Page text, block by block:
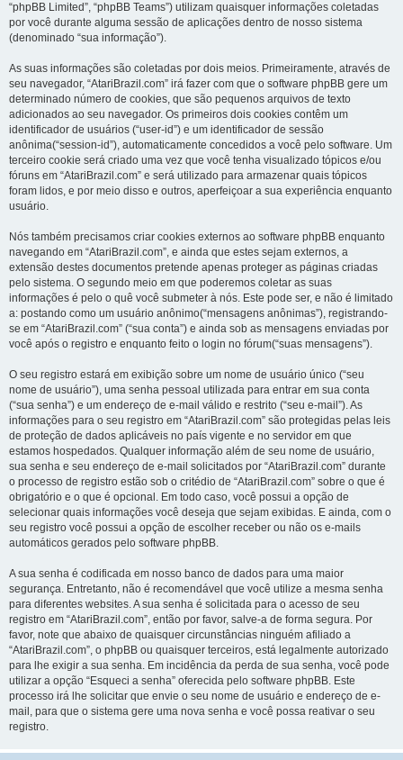
“phpBB Limited”, “phpBB Teams”) utilizam quaisquer informações coletadas
por você durante alguma sessão de aplicações dentro de nosso sistema
(denominado “sua informação”).
As suas informações são coletadas por dois meios. Primeiramente, através de
seu navegador, “AtariBrazil.com” irá fazer com que o software phpBB gere um
determinado número de cookies, que são pequenos arquivos de texto
adicionados ao seu navegador. Os primeiros dois cookies contêm um
identificador de usuários (“user-id”) e um identificador de sessão
anônima(“session-id”), automaticamente concedidos a você pelo software. Um
terceiro cookie será criado uma vez que você tenha visualizado tópicos e/ou
fóruns em “AtariBrazil.com” e será utilizado para armazenar quais tópicos
foram lidos, e por meio disso e outros, aperfeiçoar a sua experiência enquanto
usuário.
Nós também precisamos criar cookies externos ao software phpBB enquanto
navegando em “AtariBrazil.com”, e ainda que estes sejam externos, a
extensão destes documentos pretende apenas proteger as páginas criadas
pelo sistema. O segundo meio em que poderemos coletar as suas
informações é pelo o quê você submeter à nós. Este pode ser, e não é limitado
a: postando como um usuário anônimo(“mensagens anônimas”), registrando-
se em “AtariBrazil.com” (“sua conta”) e ainda sob as mensagens enviadas por
você após o registro e enquanto feito o login no fórum(“suas mensagens”).
O seu registro estará em exibição sobre um nome de usuário único (“seu
nome de usuário”), uma senha pessoal utilizada para entrar em sua conta
(“sua senha”) e um endereço de e-mail válido e restrito (“seu e-mail”). As
informações para o seu registro em “AtariBrazil.com” são protegidas pelas leis
de proteção de dados aplicáveis no país vigente e no servidor em que
estamos hospedados. Qualquer informação além de seu nome de usuário,
sua senha e seu endereço de e-mail solicitados por “AtariBrazil.com” durante
o processo de registro estão sob o critédio de “AtariBrazil.com” sobre o que é
obrigatório e o que é opcional. Em todo caso, você possui a opção de
selecionar quais informações você deseja que sejam exibidas. E ainda, com o
seu registro você possui a opção de escolher receber ou não os e-mails
automáticos gerados pelo software phpBB.
A sua senha é codificada em nosso banco de dados para uma maior
segurança. Entretanto, não é recomendável que você utilize a mesma senha
para diferentes websites. A sua senha é solicitada para o acesso de seu
registro em “AtariBrazil.com”, então por favor, salve-a de forma segura. Por
favor, note que abaixo de quaisquer circunstâncias ninguém afiliado a
“AtariBrazil.com”, o phpBB ou quaisquer terceiros, está legalmente autorizado
para lhe exigir a sua senha. Em incidência da perda de sua senha, você pode
utilizar a opção “Esqueci a senha” oferecida pelo software phpBB. Este
processo irá lhe solicitar que envie o seu nome de usuário e endereço de e-
mail, para que o sistema gere uma nova senha e você possa reativar o seu
registro.